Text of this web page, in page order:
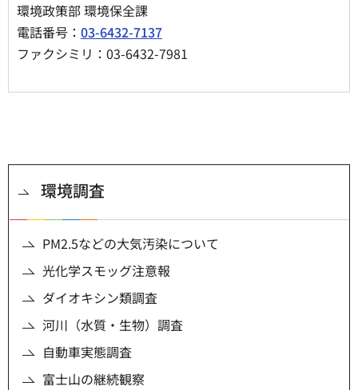
環境政策部 環境保全課
電話番号： 03-6432-7137
ファクシミリ：03-6432-7981
環境調査
PM2.5などの大気汚染について
光化学スモッグ注意報
ダイオキシン類調査
河川（水質・生物）調査
自動車実態調査
富士山の継続観察